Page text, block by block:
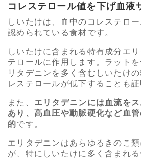
コレステロール値を下げ血液
しいたけは、血中のコレステロ
認められている食材です。
しいたけに含まれる特有成分エ
テロールに作用します。ラット
リタデニンを多く含むしいたけ
レステロールが低下することも証
また、 エリタデニンには血流を
あり、高血圧や動脈硬化など血
的です。
エリタデニンはあらゆるきのこ
が、特にしいたけに多く含まれる